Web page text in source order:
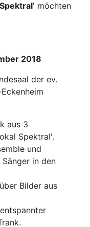
' möchten
2018
der ev.
aus 3
Spektral'.
und
in den
Bilder aus